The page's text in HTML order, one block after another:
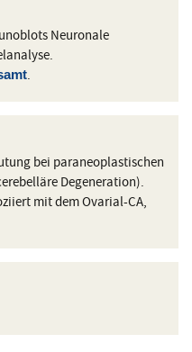
Neuronale
.
bei paraneoplastischen
Degeneration).
mit dem Ovarial-CA,